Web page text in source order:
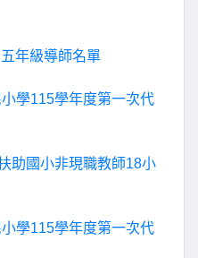
年級導師名單
學115學年度第一次代
助國小非現職教師18小
學115學年度第一次代